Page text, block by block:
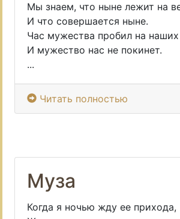
Мы знаем, что ныне лежит на
И что совершается ныне.
Час мужества пробил на наших
И мужество нас не покинет.
...
Читать полностью
Муза
Когда я ночью жду ее прихода,